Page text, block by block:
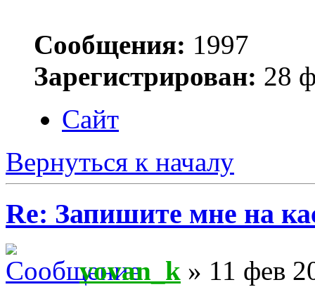
Сообщения: 1997
Зарегистрирован: 28
Сайт
Вернуться к началу
Re: Запишите мне на
vovan_k » 11 фев